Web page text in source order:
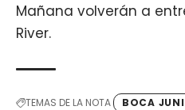
Mañana volverán a
River.
TEMAS DE LA NOTA BOCA